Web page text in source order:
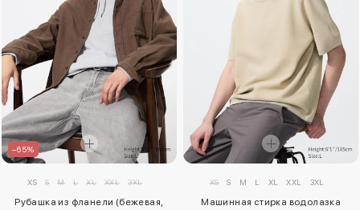
–65%
XS S M L XL XXL 3XL
Рубашка из фланели (бежевая,
XS S M L XL XXL 3XL
Машинная стирка водолазка